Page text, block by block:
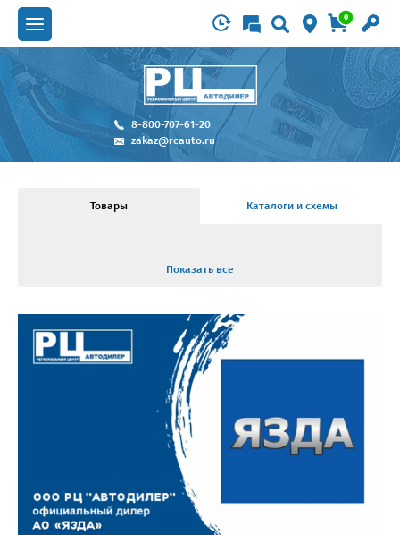
0
8-800-707-61-20
zakaz@rcauto.ru
Товары Каталоги и схемы
Показать все